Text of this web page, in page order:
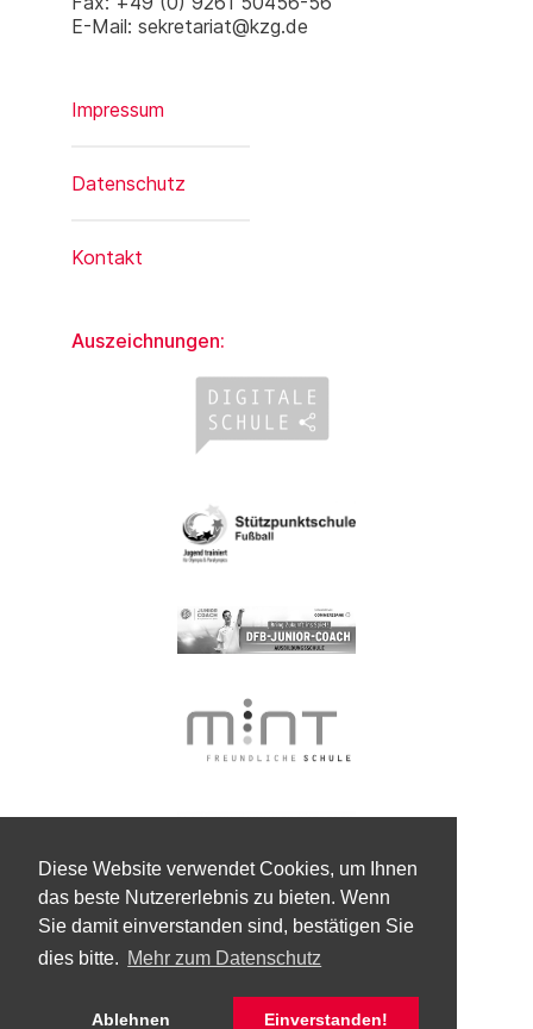
Diese Website verwendet Cookies, um Ihnen
das beste Nutzererlebnis zu bieten. Wenn
Sie damit einverstanden sind, bestätigen Sie
dies bitte. Mehr zum Datenschutz
Ablehnen Einverstanden!
E-Mail: sekretariat@kzg.de
Impressum
Datenschutz
Kontakt
Auszeichnungen: